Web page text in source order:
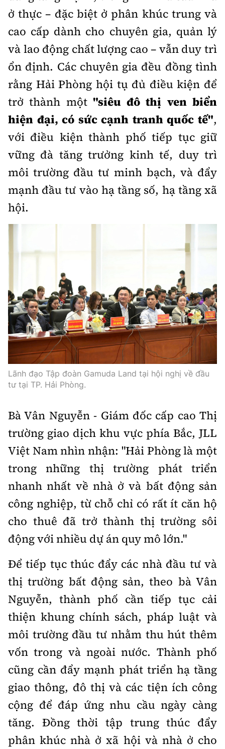
ở thực – đặc biệt ở phân khúc trung và
cao cấp dành cho chuyên gia, quản lý
và lao động chất lượng cao – vẫn duy trì
ổn định. Các chuyên gia đều đồng tình
rằng Hải Phòng hội tụ đủ điều kiện để
trở thành một "siêu đô thị ven biển
hiện đại, có sức cạnh tranh quốc tế",
với điều kiện thành phố tiếp tục giữ
vững đà tăng trưởng kinh tế, duy trì
môi trường đầu tư minh bạch, và đẩy
mạnh đầu tư vào hạ tầng số, hạ tầng xã
hội.
Lãnh đạo Tập đoàn Gamuda Land tại hội nghị về đầu
tư tại TP. Hải Phòng.
Bà Vân Nguyễn - Giám đốc cấp cao Thị
trường giao dịch khu vực phía Bắc, JLL
Việt Nam nhìn nhận: "Hải Phòng là một
trong những thị trường phát triển
nhanh nhất về nhà ở và bất động sản
công nghiệp, từ chỗ chỉ có rất ít căn hộ
cho thuê đã trở thành thị trường sôi
động với nhiều dự án quy mô lớn."
Để tiếp tục thúc đẩy các nhà đầu tư và
thị trường bất động sản, theo bà Vân
Nguyễn, thành phố cần tiếp tục cải
thiện khung chính sách, pháp luật và
môi trường đầu tư nhằm thu hút thêm
vốn trong và ngoài nước. Thành phố
cũng cần đẩy mạnh phát triển hạ tầng
giao thông, đô thị và các tiện ích công
cộng để đáp ứng nhu cầu ngày càng
tăng. Đồng thời tập trung thúc đẩy
phân khúc nhà ở xã hội và nhà ở cho